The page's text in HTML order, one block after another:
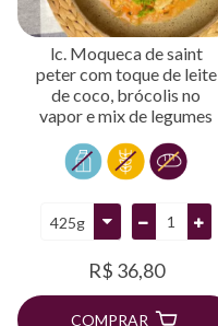
lc. Moqueca de saint
peter com toque de leite
de coco, brócolis no
vapor e mix de legumes
R$ 36,80
COMPRAR